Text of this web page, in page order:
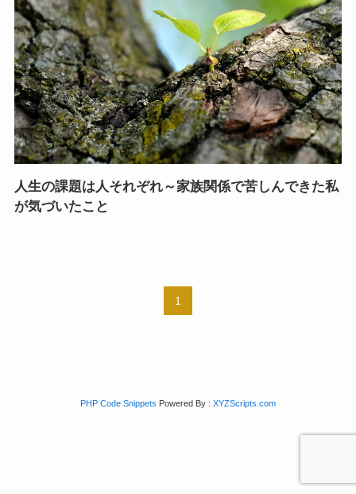
人生の課題は人それぞれ～家族関係で苦しんできた私
が気づいたこと
1
PHP Code Snippets Powered By : XYZScripts.com